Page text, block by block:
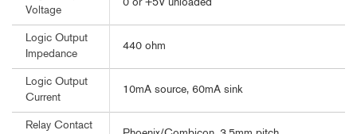
Voltage
0 or +5V unloaded
Logic Output
Impedance
440 ohm
Logic Output
Current
10mA source, 60mA sink
Relay Contact